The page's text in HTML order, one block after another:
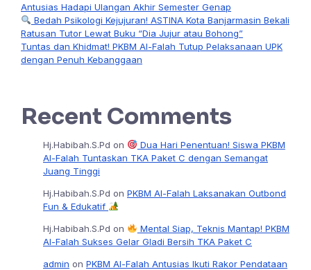
Antusias Hadapi Ulangan Akhir Semester Genap
Bedah Psikologi Kejujuran! ASTINA Kota Banjarmasin Bekali
Ratusan Tutor Lewat Buku “Dia Jujur atau Bohong”
Tuntas dan Khidmat! PKBM Al-Falah Tutup Pelaksanaan UPK
dengan Penuh Kebanggaan
Recent Comments
Hj.Habibah.S.Pd on
Dua Hari Penentuan! Siswa PKBM
Al-Falah Tuntaskan TKA Paket C dengan Semangat
Juang Tinggi
Hj.Habibah.S.Pd on PKBM Al-Falah Laksanakan Outbond
Fun & Edukatif
Hj.Habibah.S.Pd on
Mental Siap, Teknis Mantap! PKBM
Al-Falah Sukses Gelar Gladi Bersih TKA Paket C
admin on PKBM Al-Falah Antusias Ikuti Rakor Pendataan